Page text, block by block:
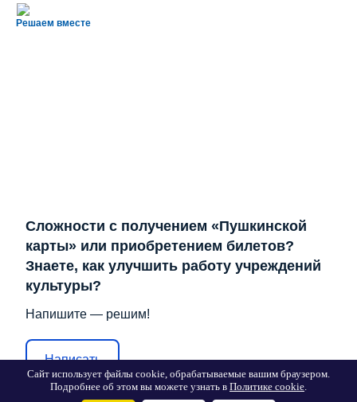
Решаем вместе
Сложности с получением «Пушкинской
карты» или приобретением билетов?
Знаете, как улучшить работу учреждений
культуры?
Напишите — решим!
Написать
Сайт использует файлы cookie, обрабатываемые вашим браузером.
Подробнее об этом вы можете узнать в Политике cookie.